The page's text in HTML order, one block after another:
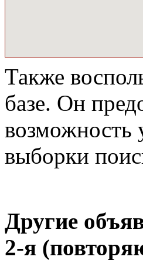
Также
базе. Он
возможность
выборки
Другие
2-я